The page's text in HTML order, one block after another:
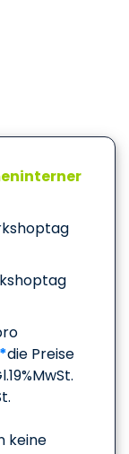
*die Preise
keine